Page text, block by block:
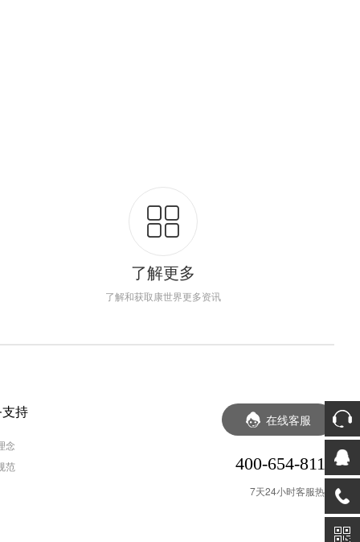
了解更多
了解和获取康世界更多资讯
持
念
范
在线客服
400-654-8118
7天24小时客服热线